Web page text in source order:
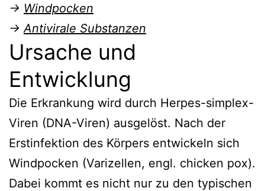
→ Windpocken
→ Antivirale Substanzen
Ursache und
Entwicklung
Die Erkrankung wird durch Herpes-simplex-
Viren (DNA-Viren) ausgelöst. Nach der
Erstinfektion des Körpers entwickeln sich
Windpocken (Varizellen, engl. chicken pox).
Dabei kommt es nicht nur zu den typischen